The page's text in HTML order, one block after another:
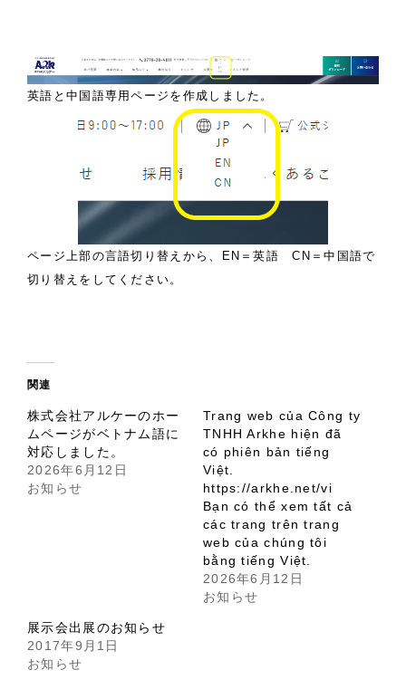
英語と中国語専用ページを作成しました。
ページ上部の言語切り替えから、EN＝英語 CN＝中国語で
切り替えをしてください。
関連
株式会社アルケーのホー
ムページがベトナム語に
対応しました。
2026年6月12日
お知らせ
Trang web của Công ty
TNHH Arkhe hiện đã
có phiên bản tiếng
Việt.
https://arkhe.net/vi
Bạn có thể xem tất cả
các trang trên trang
web của chúng tôi
bằng tiếng Việt.
2026年6月12日
お知らせ
展示会出展のお知らせ
2017年9月1日
お知らせ